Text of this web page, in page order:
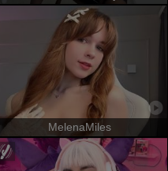
MelenaMiles